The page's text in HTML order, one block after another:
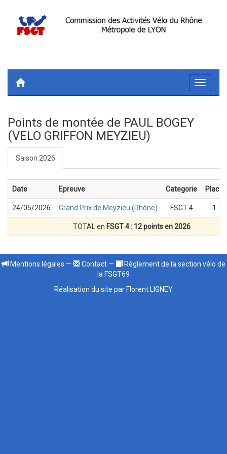
Toggle
Points de montée de PAUL BOGEY
(VELO GRIFFON MEYZIEU)
Saison 2026
Date Epreuve Categorie Place
24/05/2026 Grand Prix de Meyzieu (Rhône) FSGT 4 1
TOTAL en FSGT 4 : 12 points en 2026
Mentions légales — Contact —
Règlement de la section vélo de
la FSGT69
Réalisation du site par Florent LIGNEY